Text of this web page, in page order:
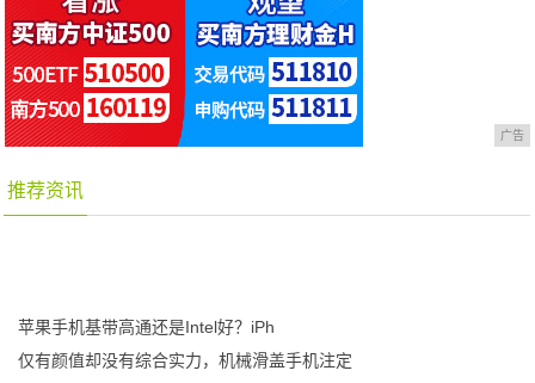
广告
推荐资讯
苹果手机基带高通还是Intel好？iPh
仅有颜值却没有综合实力，机械滑盖手机注定